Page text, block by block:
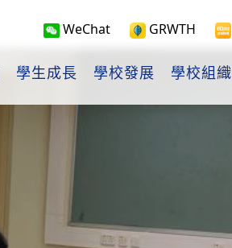
WeChat GRWTH
學生成長 學校發展 學校組織